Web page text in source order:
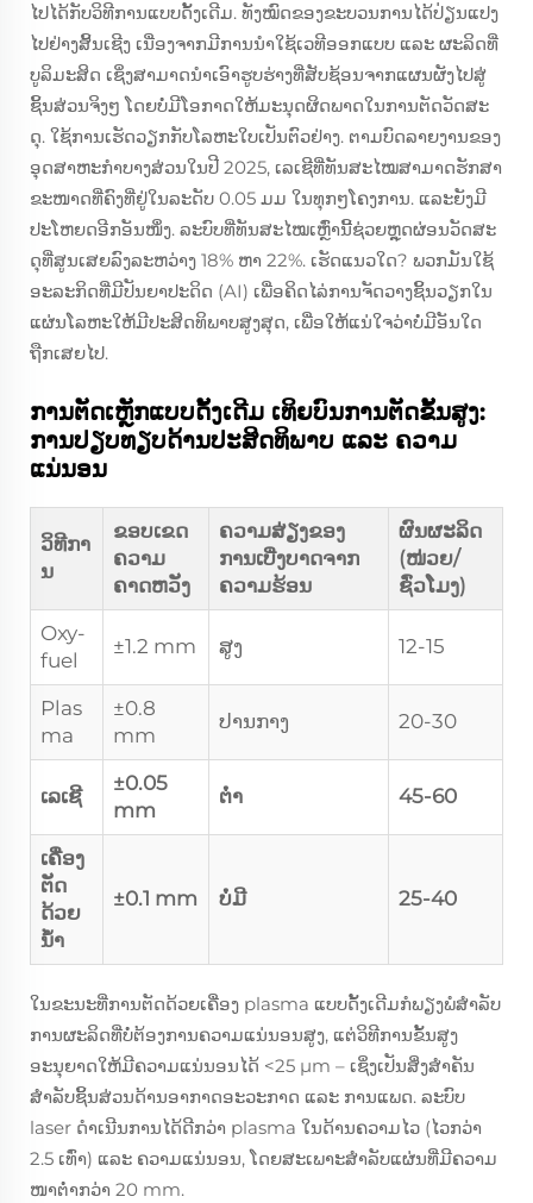
ໄປໄດ້ກັບວິທີການແບບດັ້ງເດີມ. ທັງໝົດຂອງຂະບວນການໄດ້ປ່ຽນແປງ
ໄປຢ່າງສິ້ນເຊີງ ເນື່ອງຈາກມີການນຳໃຊ້ເວທີອອກແບບ ແລະ ຜະລິດທີ່
ບູລິມະສິດ ເຊິ່ງສາມາດນຳເອົາຮູບຮ່າງທີ່ສັບຊ້ອນຈາກແຜນຜັງໄປສູ່
ຊິ້ນສ່ວນຈິງໆ ໂດຍບໍ່ມີໂອກາດໃຫ້ມະນຸດຜິດພາດໃນການຕັດວັດສະ
ດຸ. ໃຊ້ການເຮັດວຽກກັບໂລຫະໃບເປັນຕົວຢ່າງ. ຕາມບົດລາຍງານຂອງ
ອຸດສາຫະກຳບາງສ່ວນໃນປີ 2025, ເລເຊີທີ່ທັນສະໄໝສາມາດຮັກສາ
ຂະໜາດທີ່ຄົງທີ່ຢູ່ໃນລະດັບ 0.05 ມມ ໃນທຸກໆໂຄງການ. ແລະຍັງມີ
ປະໂຫຍດອີກອັນໜຶ່ງ. ລະບົບທີ່ທັນສະໄໝເຫຼົ່ານີ້ຊ່ວຍຫຼຸດຜ່ອນວັດສະ
ດຸທີ່ສູນເສຍລົງລະຫວ່າງ 18% ຫາ 22%. ເຮັດແນວໃດ? ພວກມັນໃຊ້
ອະລະກິດທີ່ມີປັນຍາປະດິດ (AI) ເພື່ອຄິດໄລ່ການຈັດວາງຊິ້ນວຽກໃນ
ແຜ່ນໂລຫະໃຫ້ມີປະສິດທິພາບສູງສຸດ, ເພື່ອໃຫ້ແນ່ໃຈວ່າບໍ່ມີອັນໃດ
ຖືກເສຍໄປ.
ການຕັດເຫຼັກແບບດັ້ງເດີມ ເທິຍບົນການຕັດຂັ້ນສູງ:
ການປຽບທຽບດ້ານປະສິດທິພາບ ແລະ ຄວາມ
ແນ່ນອນ
ວິທີກາ
ນ
ຂອບເຂດ
ຄວາມ
ຄາດຫວັງ
ຄວາມສ່ຽງຂອງ
ການເບີ່ງບາດຈາກ
ຄວາມຮ້ອນ
ຜົນຜະລິດ
(ໜ່ວຍ/
ຊົ່ວໂມງ)
Oxy-
fuel
±1.2 mm ສູງ 12-15
Plas
ma
±0.8
mm
ປານກາງ 20-30
ເລເຊີ
±0.05
mm
ຕ່ໍາ 45-60
ເຄື່ອງ
ຕັດ
ດ້ວຍ
ນ້ຳ
±0.1 mm ບໍ່ມີ 25-40
ໃນຂະນະທີ່ການຕັດດ້ວຍເຄື່ອງ plasma ແບບດັ້ງເດີມກໍພຽງພໍສຳລັບ
ການຜະລິດທີ່ບໍ່ຕ້ອງການຄວາມແນ່ນອນສູງ, ແຕ່ວິທີການຂັ້ນສູງ
ອະນຸຍາດໃຫ້ມີຄວາມແນ່ນອນໄດ້ <25 µm – ເຊິ່ງເປັນສິ່ງສຳຄັນ
ສຳລັບຊິ້ນສ່ວນດ້ານອາກາດອະວະກາດ ແລະ ການແພດ. ລະບົບ
laser ດຳເນີນການໄດ້ດີກວ່າ plasma ໃນດ້ານຄວາມໄວ (ໄວກວ່າ
2.5 ເທົ່າ) ແລະ ຄວາມແນ່ນອນ, ໂດຍສະເພາະສຳລັບແຜ່ນທີ່ມີຄວາມ
ໜາຕ່ຳກວ່າ 20 mm.